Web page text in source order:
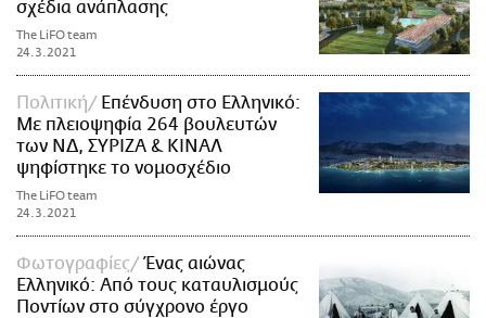
σχέδια ανάπλασης
The LiFO team
24.3.2021
Πολιτική
Επένδυση στο Ελληνικό:
Με πλειοψηφία 264 βουλευτών
των ΝΔ, ΣΥΡΙΖΑ & ΚΙΝΑΛ
ψηφίστηκε το νομοσχέδιο
The LiFO team
24.3.2021
Φωτογραφίες
Ένας αιώνας
Ελληνικό: Από τους καταυλισμούς
Ποντίων στο σύγχρονο έργο